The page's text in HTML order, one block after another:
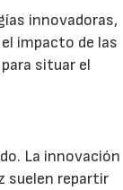
innovadoras,
impacto de las
situar el
La innovación
suelen repartir